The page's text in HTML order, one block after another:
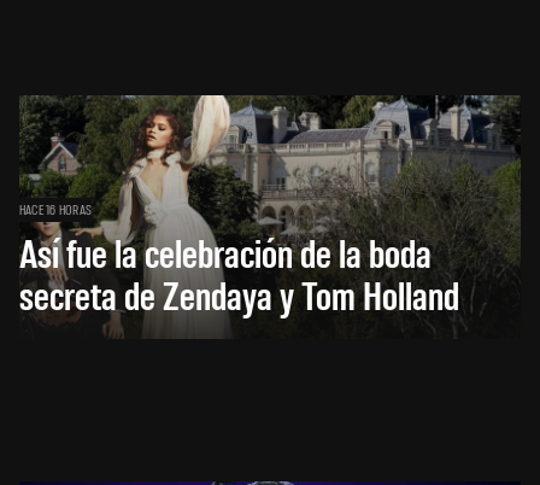
HACE 16 HORAS
Así fue la celebración de la boda
secreta de Zendaya y Tom Holland